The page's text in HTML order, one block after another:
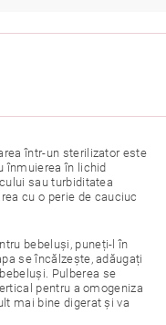
într-un sterilizator este
înmuierea în lichid
sau turbiditatea
cu o perie de cauciuc
bebeluși, puneți-l în
se încălzește, adăugați
Pulberea se
pentru a omogeniza
mai bine digerat și va